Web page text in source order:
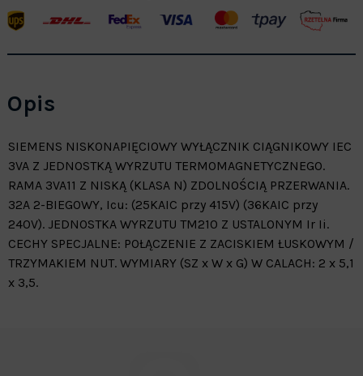
Opis
SIEMENS NISKONAPIĘCIOWY WYŁĄCZNIK CIĄGNIKOWY IEC
3VA Z JEDNOSTKĄ WYRZUTU TERMOMAGNETYCZNEGO.
RAMA 3VA11 Z NISKĄ (KLASA N) ZDOLNOŚCIĄ PRZERWANIA.
32A 2-BIEGOWY, Icu: (25KAIC przy 415V) (36KAIC przy
240V). JEDNOSTKA WYRZUTU TM210 Z USTALONYM Ir Ii.
CECHY SPECJALNE: POŁĄCZENIE Z ZACISKIEM ŁUSKOWYM /
TRZYMAKIEM NUT. WYMIARY (SZ x W x G) W CALACH: 2 x 5,1
x 3,5.